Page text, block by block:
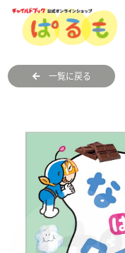
一覧に戻る